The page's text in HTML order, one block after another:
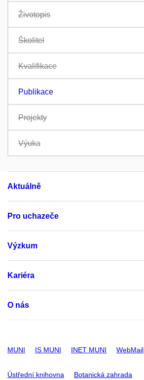
Životopis
Školitel
Kvalifikace
Publikace
Projekty
Výuka
Aktuálně
Pro uchazeče
Výzkum
Kariéra
O nás
MUNI IS MUNI INET MUNI WebMail
Ústřední knihovna Botanická zahrada